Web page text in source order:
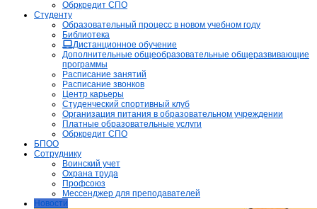
Обркредит СПО
Студенту
Образовательный процесс в новом учебном году
Библиотека
Дистанционное обучение
Дополнительные общеобразовательные общеразвивающие
программы
Расписание занятий
Расписание звонков
Центр карьеры
Студенческий спортивный клуб
Организация питания в образовательном учреждении
Платные образовательные услуги
Обркредит СПО
БПОО
Сотруднику
Воинский учет
Охрана труда
Профсоюз
Мессенджер для преподавателей
Новости